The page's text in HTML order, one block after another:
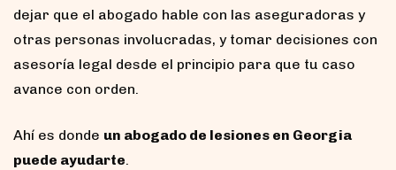
dejar que el abogado hable con las aseguradoras y
otras personas involucradas, y tomar decisiones con
asesoría legal desde el principio para que tu caso
avance con orden.
Ahí es donde un abogado de lesiones en Georgia
puede ayudarte.